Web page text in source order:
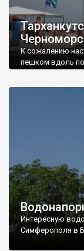
К сожалению
пешком вдоль
Интересную
Симферополя в